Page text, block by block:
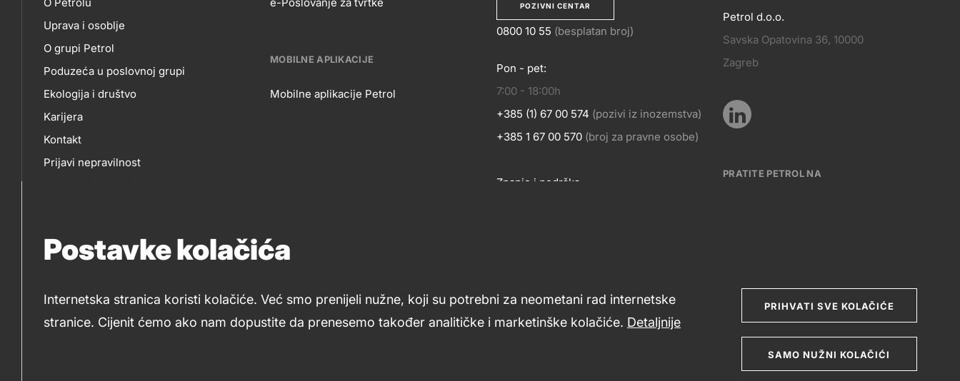
Postavke kolačića
Internetska stranica koristi kolačiće. Već smo prenijeli nužne, koji su potrebni za neometani rad internetske
stranice. Cijenit ćemo ako nam dopustite da prenesemo također analitičke i marketinške kolačiće. Detaljnije
PRIHVATI SVE KOLAČIĆE
SAMO NUŽNI KOLAČIĆI
skupno.footer-
title???
O
NAMA
Uprava i osoblje
O grupi Petrol
Poduzeća u poslovnoj grupi
Ekologija i društvo
Karijera
Kontakt
Prijavi nepravilnost
Politika privatnosti
E-
POSLOVANJE
MOBILNE APLIKACIJE
Mobilne aplikacije Petrol
POZIVNI CENTAR
KONTAKT
0800 10 55 (besplatan broj)
Pon - pet:
7:00 - 18:00h
+385 (1) 67 00 574 (pozivi iz inozemstva)
+385 1 67 00 570 (broj za pravne osobe)
Znanje i podrška
Pratite
nas
Petrol d.o.o.
Savska Opatovina 36, 10000
Zagreb
Pratite
nas
Social
PRATITE PETROL NA
media
2019-2026 Petrol d.o.o. i Petrol d.d., Ljubljana Kolačići